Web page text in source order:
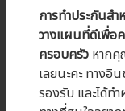
การทำประกันส
วางแผนที่ดีเพื่อ
ครอบครัว หากคุ
เลยนะคะ ทางอิ
รองรับ และได้ท